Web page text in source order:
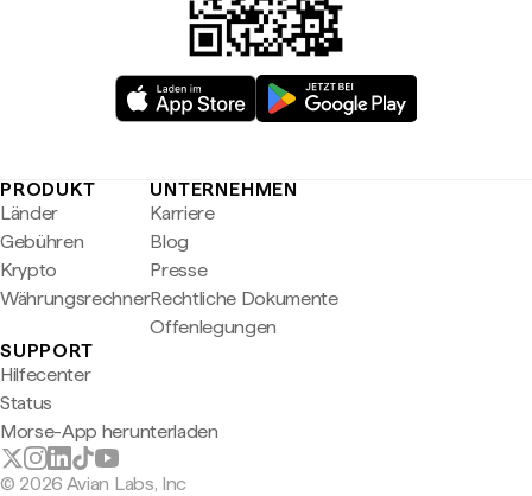
PRODUKT
Länder
Gebühren
Krypto
Währungsrechner
UNTERNEHMEN
Karriere
Blog
Presse
Rechtliche Dokumente
Offenlegungen
SUPPORT
Hilfecenter
Status
Morse-App herunterladen
© 2026 Avian Labs, Inc